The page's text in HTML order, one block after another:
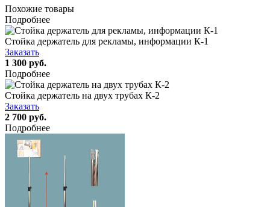
Похожие товары
Подробнее
Стойка держатель для рекламы, информации К-1
Заказать
1 300 руб.
Подробнее
Стойка держатель на двух трубах К-2
Заказать
2 700 руб.
Подробнее